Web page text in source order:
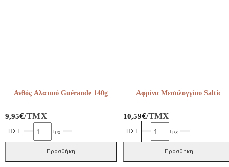
Ανθός Αλατιού Guérande 140g
9,95€/ΤΜΧ
Ανθός
Αλατιού
Guérande
140g
Τμχ
Προσθήκη
Αφρίνα Μεσολογγίου Saltic
10,59€/ΤΜΧ
Αφρίνα
Μεσολογγίου
Saltic
ποσότητα
Τμχ
Προσθήκη